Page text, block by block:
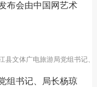
布会由中国网艺术
县文体广电旅游局党组书记、
组书记、局长杨琼